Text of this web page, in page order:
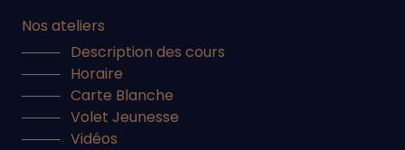
Nos ateliers
Description des cours
Horaire
Carte Blanche
Volet Jeunesse
Vidéos